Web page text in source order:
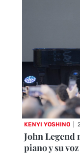
KENYI YOSHINO
John Legend
piano y su